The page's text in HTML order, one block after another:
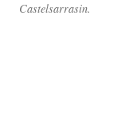
Castelsarrasin.